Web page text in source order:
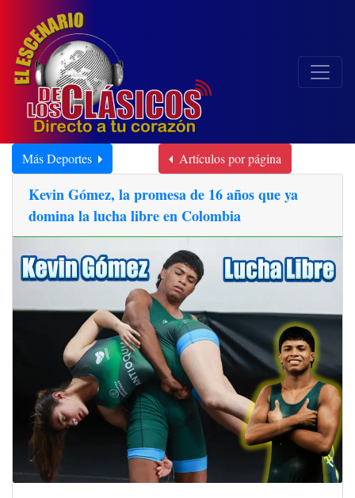
Más Deportes Artículos por página
Kevin Gómez, la promesa de 16 años que ya
domina la lucha libre en Colombia